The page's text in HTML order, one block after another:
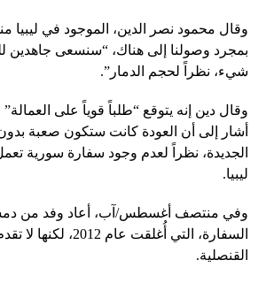
وقال محمود نصر الدين، الموجود في ليبيا
بمجرد وصولنا إلى هناك، “سنسعى جاهدين
شيء، نظراً لحجم الدمار”.
وقال دين إنه يتوقع “طلباً قوياً على
أشار إلى أن العودة كانت ستكون صعبة بدون
الجديدة، نظراً لعدم وجود سفارة سورية
ليبيا.
وفي منتصف أغسطس/آب، أعاد وفد من
السفارة، التي أُغلقت عام
القنصلية.